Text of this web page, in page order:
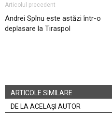
Articolul precedent
Andrei Spînu este astăzi într-o
deplasare la Tiraspol
ARTICOLE SIMILARE
DE LA ACELAȘI AUTOR